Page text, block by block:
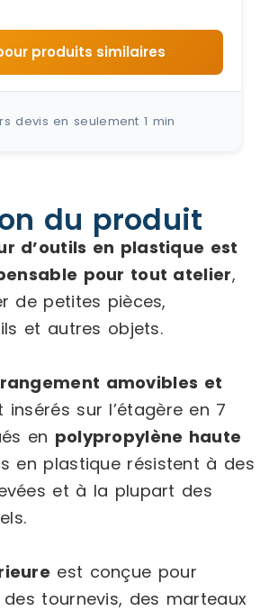
produits similaires
devis en seulement 1 min
du produit
d’outils en plastique est
pour tout atelier,
de petites pièces,
et autres objets.
amovibles et
insérés sur l’étagère en 7
en polypropylène haute
en plastique résistent à des
et à la plupart des
est conçue pour
tournevis, des marteaux